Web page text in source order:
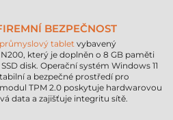
BEZPEČNOST
průmyslový tablet vybavený
který je doplněn o 8 GB paměti
disk. Operační systém Windows 11
a bezpečné prostředí pro
TPM 2.0 poskytuje hardwarovou
data a zajišťuje integritu sítě.